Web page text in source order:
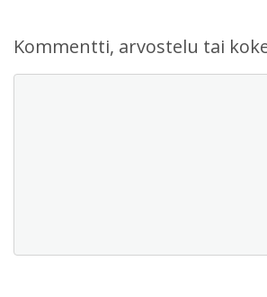
Kommentti, arvostelu tai